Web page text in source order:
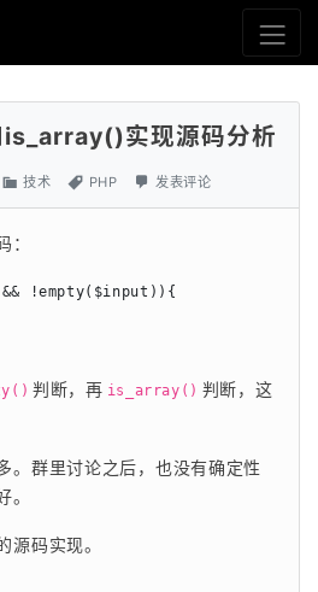
实现源码分析
技术 PHP 发表评论
：
!empty($input)){
判断，再 is_array() 判断，这
。群里讨论之后，也没有确定性
。
源码实现。